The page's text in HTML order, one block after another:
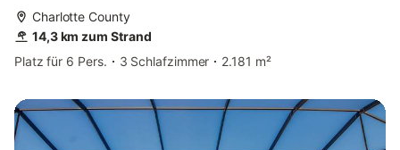
Charlotte County
14,3 km zum Strand
Platz für 6 Pers.
3 Schlafzimmer 2.181 m²